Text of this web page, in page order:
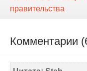
правительства
Комментарии